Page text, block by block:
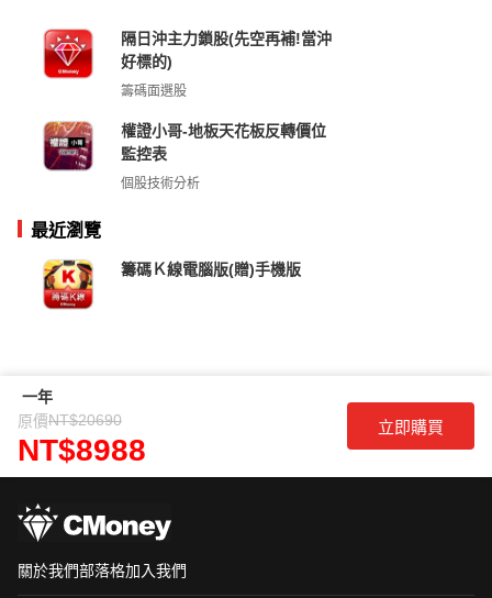
隔日沖主力鎖股(先空再補!當沖
好標的)
籌碼面選股
權證小哥-地板天花板反轉價位
監控表
個股技術分析
最近瀏覽
籌碼Ｋ線電腦版(贈)手機版
一年
原價NT$20690
NT$8988
立即購買
關於我們部落格加入我們